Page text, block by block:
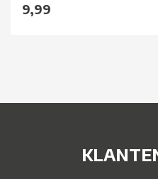
9,99